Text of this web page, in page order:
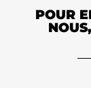
POUR